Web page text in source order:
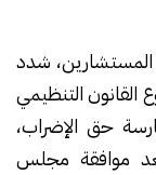
شدد
القانون التنظيمي
ممارسة حق الإضراب،
موافقة مجلس